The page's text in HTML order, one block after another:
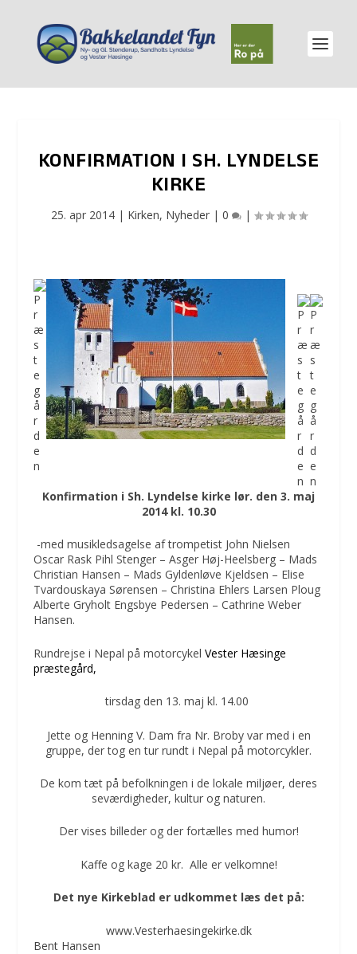
KONFIRMATION I SH. LYNDELSE
KIRKE
25. apr 2014| Kirken, Nyheder| 0 |
Konfirmation i Sh. Lyndelse kirke lør. den 3. maj
2014 kl. 10.30
-med musikledsagelse af trompetist John Nielsen
Oscar Rask Pihl Stenger – Asger Høj-Heelsberg – Mads
Christian Hansen – Mads Gyldenløve Kjeldsen – Elise
Tvardouskaya Sørensen – Christina Ehlers Larsen Ploug
Alberte Gryholt Engsbye Pedersen – Cathrine Weber
Hansen.
Rundrejse i Nepal på motorcykelVester Hæsinge
præstegård,
tirsdag den 13. maj kl. 14.00
Jette og Henning V. Dam fra Nr. Broby var med i en
gruppe, der tog en tur rundt i Nepal på motorcykler.
De kom tæt på befolkningen i de lokale miljøer, deres
seværdigheder, kultur og naturen.
Der vises billeder og der fortælles med humor!
Kaffe og kage 20 kr. Alle er velkomne!
Det nye Kirkeblad er udkommet læs det på:
www.Vesterhaesingekirke.dk
Bent Hansen